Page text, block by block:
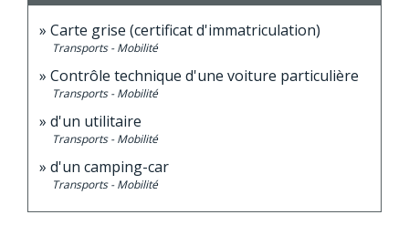
Carte grise (certificat d'immatriculation)
Transports - Mobilité
Contrôle technique d'une voiture particulière
Transports - Mobilité
d'un utilitaire
Transports - Mobilité
d'un camping-car
Transports - Mobilité